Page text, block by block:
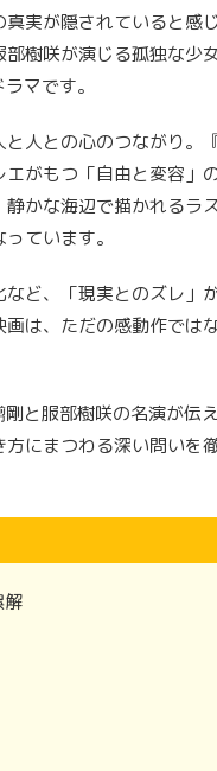
実が隠されていると感
樹咲が演じる孤独な少
マです。
人との心のつながり。
がもつ「自由と変容」
かな海辺で描かれるラ
ています。
ど、「現実とのズレ」
は、ただの感動作では
と服部樹咲の名演が伝
にまつわる深い問いを
解